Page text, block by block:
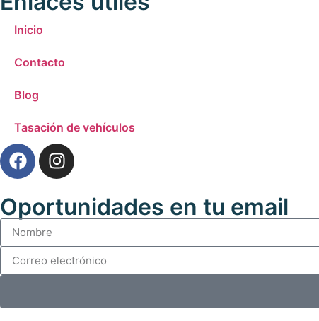
Inicio
Contacto
Blog
Tasación de vehículos
Oportunidades en tu email